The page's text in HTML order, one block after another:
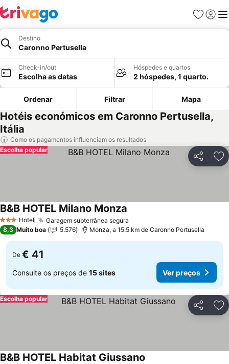
Favoritos
Iniciar
Destino
Caronno Pertusella
Check-in/out
Escolha as datas
Hóspedes e quartos
2 hóspedes, 1 quarto.
Ordenar Filtrar Mapa
Hotéis económicos em Caronno Pertusella,
Itália
Como os pagamentos influenciam os resultados
Partilhar
Escolha popular
3 EstrelasHotel Garagem subterrânea segura
B&B HOTEL Milano Monza
8,3 Muito boa 5.576 Monza, a 15.5 km de Caronno Pertusella
De € 41
Consulte os preços de 15 sites Ver preços
Partilhar
Escolha popular
B&B HOTEL Habitat Giussano